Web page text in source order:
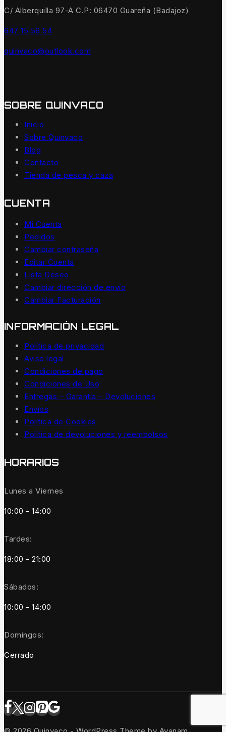
C/ Alberquilla 97-A C.P: 06470 Guareña (Badajoz)
647 15 56 54
quinvaco@outlook.com
SOBRE QUINVACO
Inicio
Sobre Quinvaco
Blog
Contacto
Tienda de pesca y caza
CUENTA
Mi Cuenta
Pedidos
Cambiar contraseña
Editar Cuenta
Lista Deseo
Cambiar dirección de envío
Cambiar Facturación
INFORMACIÓN LEGAL
Política de privacidad
Aviso legal
Condiciones de pago
Condiciones de Uso
Entregas – Garantía – Devoluciones
Envíos
Política de Cookies
Política de devoluciones y reembolsos
HORARIOS
Lunes a Viernes
10:00 - 14:00
Tardes:
18:00 - 21:00
Sábados:
10:00 - 14:00
Domingos:
Cerrado